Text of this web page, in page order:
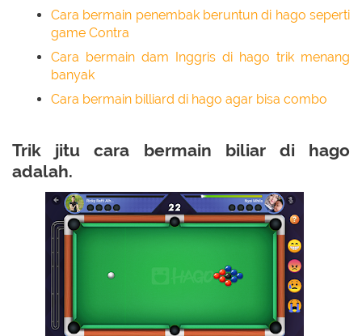
Cara bermain penembak beruntun di hago seperti
game Contra
Cara bermain dam Inggris di hago trik menang
banyak
Cara bermain billiard di hago agar bisa combo
Trik jitu cara bermain biliar di hago
adalah.